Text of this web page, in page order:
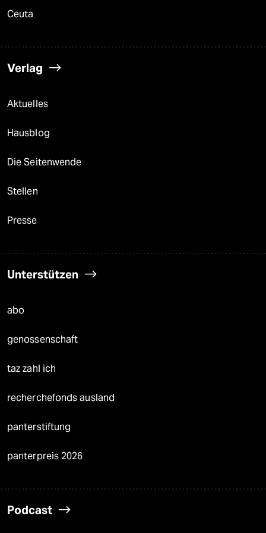
Ceuta
Verlag
Aktuelles
Hausblog
Die Seitenwende
Stellen
Presse
Unterstützen
abo
genossenschaft
taz zahl ich
recherchefonds ausland
panterstiftung
panterpreis 2026
Podcast